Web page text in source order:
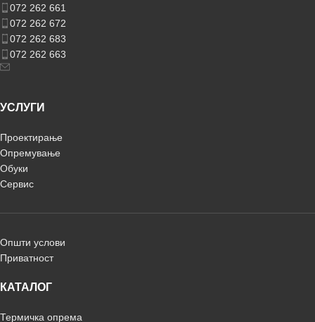
072 262 661
072 262 672
072 262 683
072 262 663
УСЛУГИ
Проектирање
Опремување
Обуки
Сервис
Општи услови
Приватност
КАТАЛОГ
Термичка опрема